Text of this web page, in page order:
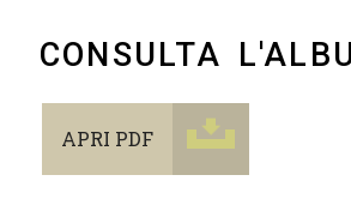
CONSULTA
APRI PDF